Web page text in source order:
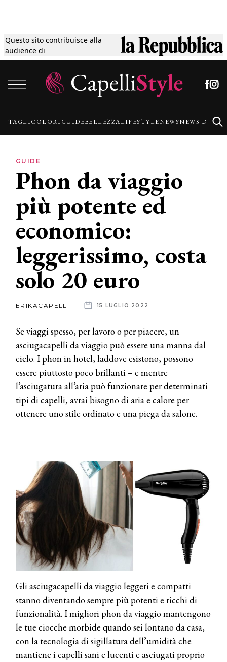
Questo sito contribuisce alla
audience di
Tagli
Colori
Guide
Lifestyle
News
News
dalle
aziende
TAGLICOLORI GUIDEBELLEZZALIFESTYLENEWSNEWS
GUIDE
Phon da viaggio
più potente ed
economico:
leggerissimo, costa
solo 20 euro
ERIKACAPELLI 15 LUGLIO 2022
Se viaggi spesso, per lavoro o per piacere, un
asciugacapelli da viaggio può essere una manna dal
cielo. I phon in hotel, laddove esistono, possono
essere piuttosto poco brillanti – e mentre
l’asciugatura all’aria può funzionare per determinati
tipi di capelli, avrai bisogno di aria e calore per
ottenere uno stile ordinato e una piega da salone.
Gli asciugacapelli da viaggio leggeri e compatti
stanno diventando sempre più potenti e ricchi di
funzionalità. I migliori phon da viaggio mantengono
le tue ciocche morbide quando sei lontano da casa,
con la tecnologia di sigillatura dell’umidità che
mantiene i capelli sani e lucenti e asciugati proprio